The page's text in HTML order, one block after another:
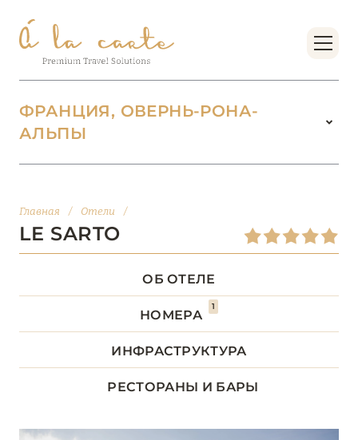
ФРАНЦИЯ, ОВЕРНЬ-РОНА-
АЛЬПЫ
БОРДО (НОВАЯ
АКВИТАНИЯ)
БРЕТАНЬ
БУРГУНДИЯ
ДОЛИНА ЛУАРЫ
Главная / Отели /
LE SARTO
ОБ ОТЕЛЕ
НОМЕРА
1
ИНФРАСТРУКТУРА
РЕСТОРАНЫ И БАРЫ